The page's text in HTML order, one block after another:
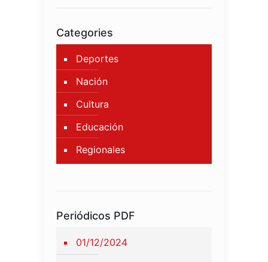
Categories
Deportes
Nación
Cultura
Educación
Regionales
Periódicos PDF
01/12/2024